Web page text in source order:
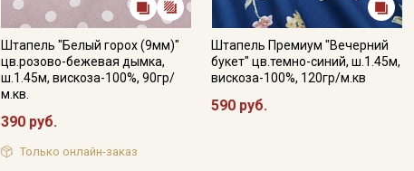
Штапель "Белый горох (9мм)"
цв.розово-бежевая дымка,
ш.1.45м, вискоза-100%, 90гр/
м.кв.
390 руб.
Только онлайн-заказ
Штапель Премиум "Вечерний
букет" цв.темно-синий, ш.1.45м,
вискоза-100%, 120гр/м.кв
590 руб.